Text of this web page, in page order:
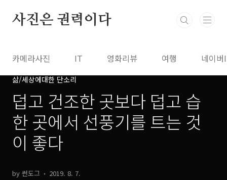
사진은 권력이다
카메라사진 IT 영화리뷰 여행 네이
삶/세상에대한 단소리
덥고 건조한 곳보다 덥고 습
한 곳에서 선풍기를 트는 것
이 좋다
by 썬도그 2019. 8. 7.